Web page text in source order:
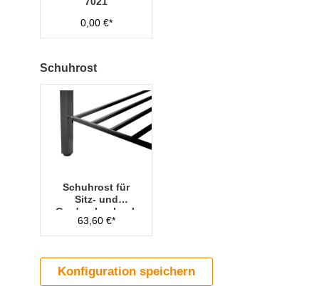
0,00 €*
Schuhrost
Schuhrost für
Sitz- und
Garderobenbank
freistehend -
1960mm breit
63,60 €*
Konfiguration speichern